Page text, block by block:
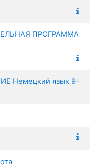
ПРОГРАММА
Немецкий язык 9-